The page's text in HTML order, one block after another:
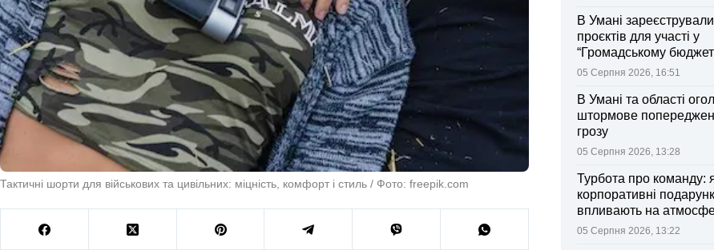
Тактичні шорти для військових та цивільних: міцність, комфорт і стиль / Фото: freepik.com
В Умані
проєктів для участі у
“Громадському
05 Серпня 2026, 16:51
В Умані та області
штормове
грозу
05 Серпня 2026, 13:28
Турбота про команду:
корпоративні
впливають на
колективі
05 Серпня 2026, 13:22